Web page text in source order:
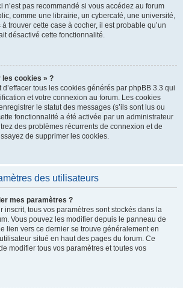
n’est pas recommandé si vous accédez au forum
comme une librairie, un cybercafé, une université,
trouver cette case à cocher, il est probable qu’un
désactivé cette fonctionnalité.
les cookies » ?
tous les cookies générés par phpBB 3.3 qui
et votre connexion au forum. Les cookies
le statut des messages (s’ils sont lus ou
fonctionnalité a été activée par un administrateur
des problèmes récurrents de connexion et de
de supprimer les cookies.
des utilisateurs
mes paramètres ?
inscrit, tous vos paramètres sont stockés dans la
Vous pouvez les modifier depuis le panneau de
lien vers ce dernier se trouve généralement en
situé en haut des pages du forum. Ce
modifier tous vos paramètres et toutes vos